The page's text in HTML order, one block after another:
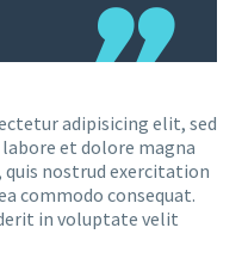
adipisicing elit, sed
et dolore magna
quis nostrud exercitation
commodo consequat.
in voluptate velit